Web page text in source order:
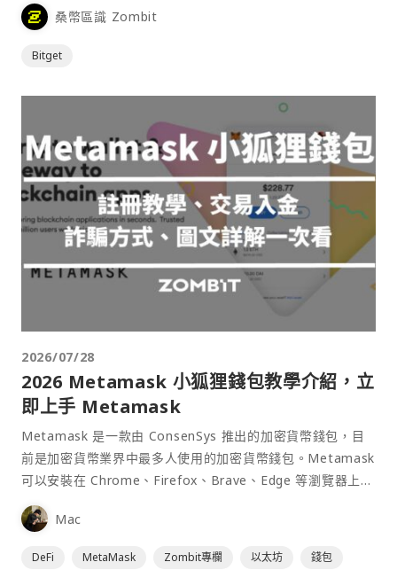
桑幣區識 Zombit
Bitget
2026/07/28
2026 Metamask 小狐狸錢包教學介紹，立
即上手 Metamask
Metamask 是一款由 ConsenSys 推出的加密貨幣錢包，目
前是加密貨幣業界中最多人使用的加密貨幣錢包。Metamask
可以安裝在 Chrome、Firefox、Brave、Edge 等瀏覽器上作
為插件使用，具備許多功能且使用上非常方便。
Mac
DeFi MetaMask Zombit專欄 以太坊 錢包